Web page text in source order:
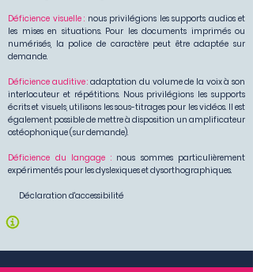
Déficience visuelle : nous privilégions les supports audios et
les mises en situations. Pour les documents imprimés ou
numérisés, la police de caractère peut être adaptée sur
demande.
Déficience auditive : adaptation du volume de la voix à son
interlocuteur et répétitions. Nous privilégions les supports
écrits et visuels, utilisons les sous-titrages pour les vidéos. Il est
également possible de mettre à disposition un amplificateur
ostéophonique (sur demande).
Déficience du langage : nous sommes particulièrement
expérimentés pour les dyslexiques et dysorthographiques.
Déclaration d'accessibilité